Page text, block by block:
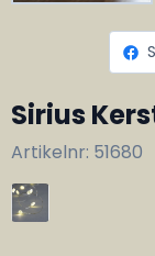
Sirius
Artikelnr: 51680